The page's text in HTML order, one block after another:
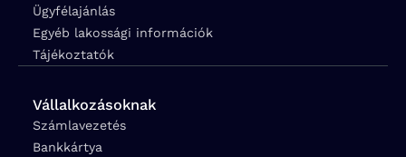
Ügyfélajánlás
Egyéb lakossági információk
Tájékoztatók
Vállalkozásoknak
Számlavezetés
Bankkártya